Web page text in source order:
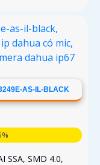
AS-IL-BLACK
SSA, SMD 4.0,